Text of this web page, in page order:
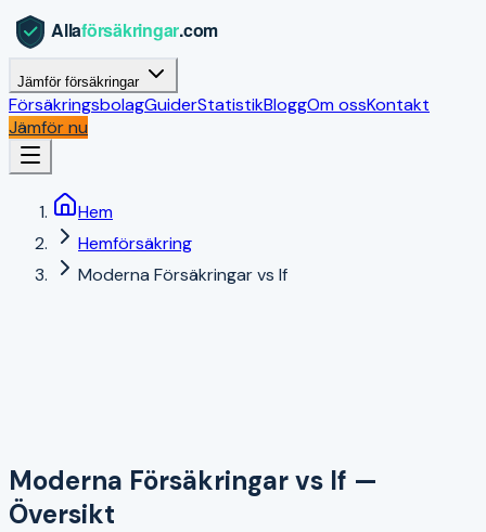
Jämför försäkringar
FörsäkringsbolagGuiderStatistikBloggOm ossKontakt
Jämför nu
Hem
Hemförsäkring
Moderna Försäkringar vs If
Moderna Försäkringarvs If —
Översikt